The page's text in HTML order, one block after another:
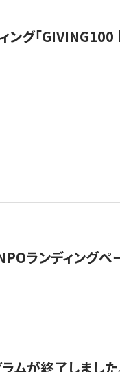
ング「GIVING100
ランディング
ムが終了しました